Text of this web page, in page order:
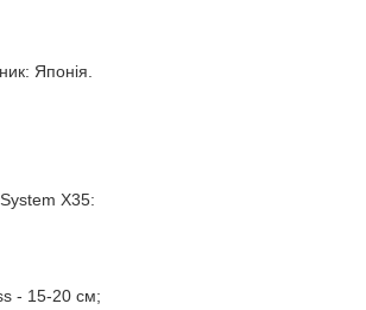
Японія.
X35:
- 15-20 см;